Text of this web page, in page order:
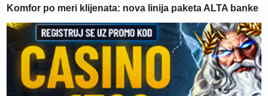
Komfor po meri klijenata: nova linija paketa ALTA banke